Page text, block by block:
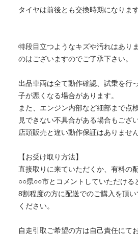
タイヤは前後とも交換時期になります
特段目立つようなキズや汚れはあり
のはございますのでご了承下さい。
出品車両は全て動作確認、試乗を行
子が悪くなる場合があります。
また、エンジン内部など細部まで点
見できない不具合がある場合もござい
店頭販売と違い動作保証はありませ
【お受け取り方法】
直接取りに来ていただくか、有料の
○○県○○市とコメントしていただける
8割程度の方に配送でのご購入を頂
ください。
自走引取ご希望の方は自己責任にて